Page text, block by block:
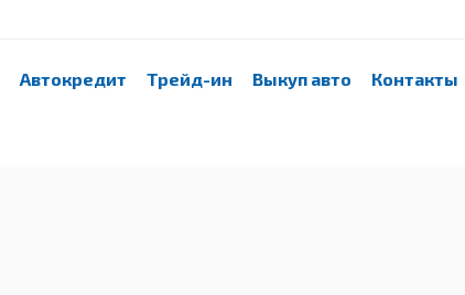
Автокредит Трейд-ин Выкуп авто Контакты